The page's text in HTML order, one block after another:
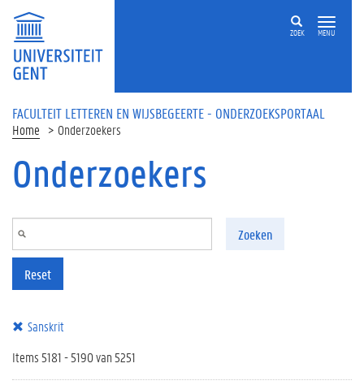
Overslaan en naar de inhoud gaan
ZOEK MENU
FACULTEIT LETTEREN EN WIJSBEGEERTE - ONDERZOEKSPORTAAL
Home Onderzoekers
Onderzoekers
Zoeken
Reset
Sanskrit
Items 5181 - 5190 van 5251